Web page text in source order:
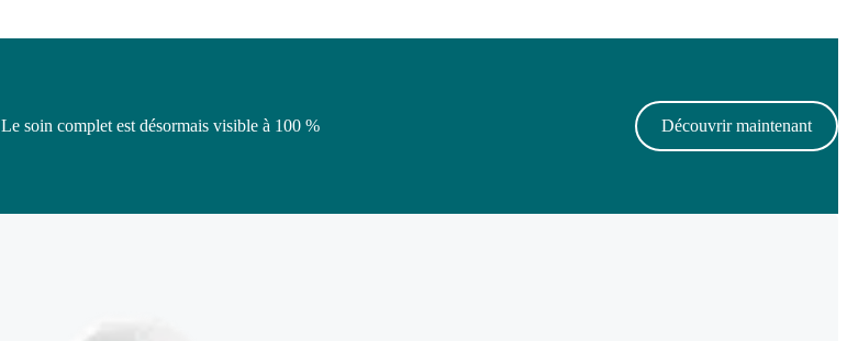
Le soin complet est désormais visible à 100 % Découvrir maintenant